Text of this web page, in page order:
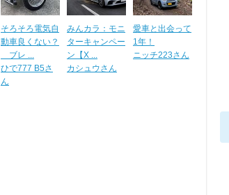
そろそろ電気自
動車良くない？
ブレ ...
ひで777 B5さ
ん
みんカラ：モニ
ターキャンペー
ン【X ...
カシュウさん
愛車と出会って
1年！
ニッチ223さん